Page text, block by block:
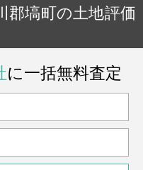
郡塙町の土地評価
に一括無料査定